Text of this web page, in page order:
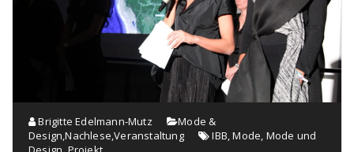
Brigitte Edelmann-Mutz
Mode &
Design,Nachlese,Veranstaltung IBB,Mode, Mode und